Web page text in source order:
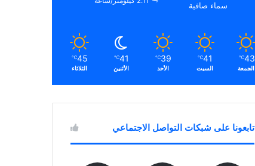
سماء صافية
43
℃
الجمعة
41
℃
السبت
39
℃
الأحد
41
℃
الأثنين
45
℃
الثلاثاء
تابعونا على شبكات التواصل الاجتماعي